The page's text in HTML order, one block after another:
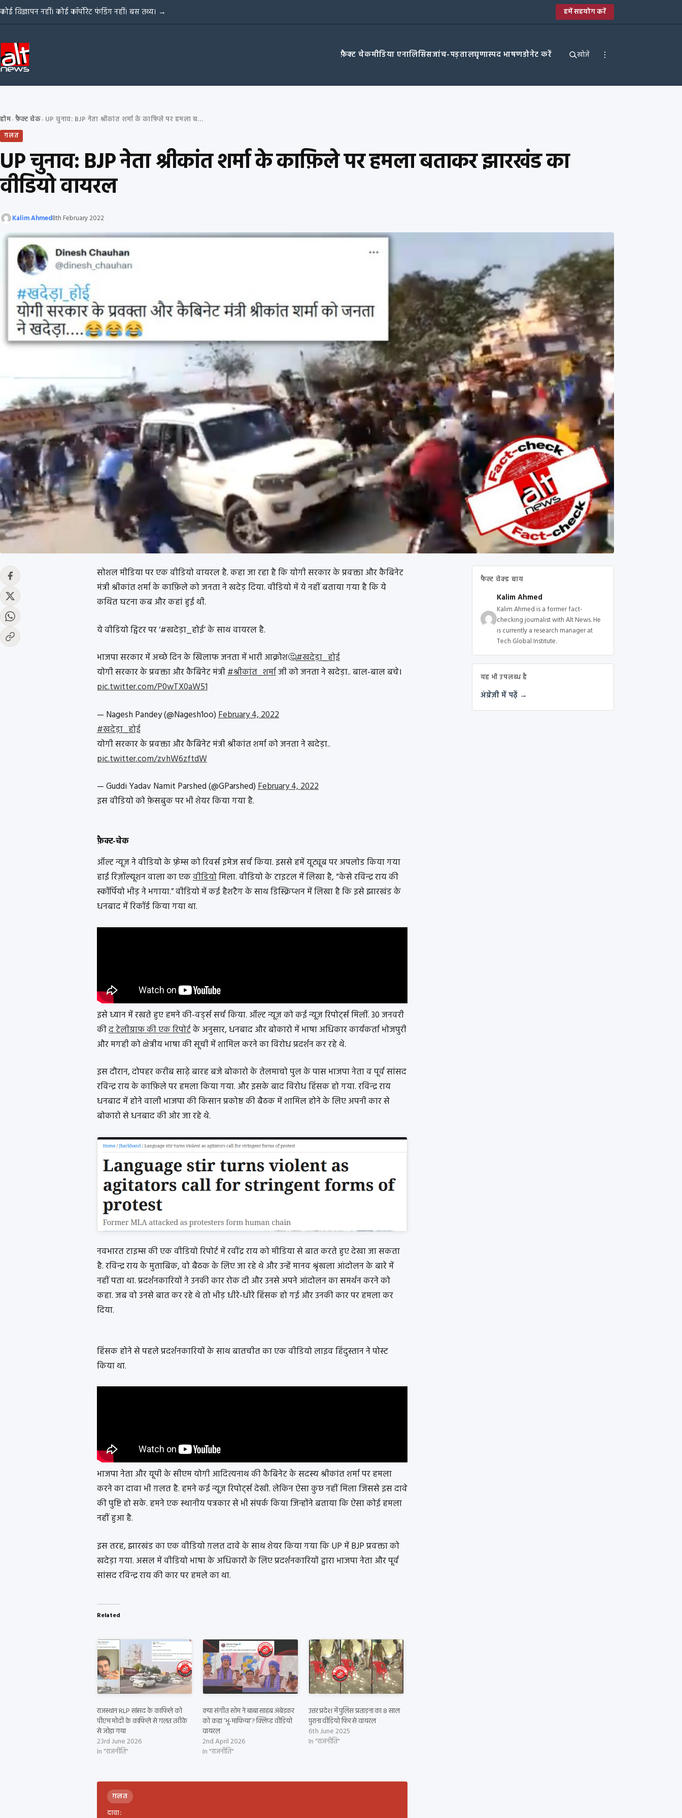
Skip to content
कोई विज्ञापन नहीं। कोई कॉर्पोरेट फंडिंग नहीं। बस तथ्य। → हमें सहयोग करें
फ़ैक्ट चेकमीडिया एनालिसिसजांच-पड़तालघृणास्पद भाषणडोनेट करें खोजें
होम› फ़ैक्ट चेक›
UP चुनाव: BJP नेता श्रीकांत शर्मा के काफ़िले पर हमला बताकर झारखंड का वीडियो वायरल
ग़लत
UP चुनाव: BJP नेता श्रीकांत शर्मा के काफ़िले पर हमला बताकर झारखंड का
वीडियो वायरल
Kalim Ahmed8th February 2022
सोशल मीडिया पर एक वीडियो वायरल है. कहा जा रहा है कि योगी सरकार के प्रवक्ता और कैबिनेट
मंत्री श्रीकांत शर्मा के काफ़िले को जनता ने खदेड़ दिया. वीडियो में ये नहीं बताया गया है कि ये
कथित घटना कब और कहां हुई थी.
ये वीडियो ट्विटर पर ‘#खदेड़ा_होई’ के साथ वायरल है.
भाजपा सरकार में अच्छे दिन के खिलाफ जनता में भारी आक्रोश🤔#खदेड़ा_होई
योगी सरकार के प्रवक्ता और कैबिनेट मंत्री#श्रीकांत_शर्माजी को जनता ने खदेड़ा.. बाल-बाल बचे।
pic.twitter.com/P0wTX0aW51
— Nagesh Pandey (@Nagesh1oo)February 4, 2022
#खदेड़ा_होई
योगी सरकार के प्रवक्ता और कैबिनेट मंत्री श्रीकांत शर्मा को जनता ने खदेड़ा..
pic.twitter.com/zvhW6zftdW
— Guddi Yadav Namit Parshed (@GParshed)February 4, 2022
इस वीडियो को फ़ेसबुक पर भी शेयर किया गया है.
फ़ैक्ट-चेक
ऑल्ट न्यूज़ ने वीडियो के फ़्रेम्स को रिवर्स इमेज सर्च किया. इससे हमें यूट्यूब पर अपलोड किया गया
हाई रिज़ॉल्यूशन वाला का एकवीडियोमिला. वीडियो के टाइटल में लिखा है, “केसे रविन्द्र राय की
स्कॉर्पियो भीड़ ने भगाया.” वीडियो में कई हैशटैग के साथ डिस्क्रिप्शन में लिखा है कि इसे झारखंड के
धनबाद में रिकॉर्ड किया गया था.
इसे ध्यान में रखते हुए हमने की-वर्ड्स सर्च किया. ऑल्ट न्यूज़ को कई न्यूज़ रिपोर्ट्स मिलीं. 30 जनवरी
कीद टेलीग्राफ़ की एक रिपोर्टके अनुसार, धनबाद और बोकारो में भाषा अधिकार कार्यकर्ता भोजपुरी
और मगही को क्षेत्रीय भाषा की सूची में शामिल करने का विरोध प्रदर्शन कर रहे थे.
इस दौरान, दोपहर करीब साढ़े बारह बजे बोकारो के तेलमाचो पुल के पास भाजपा नेता व पूर्व सांसद
रविन्द्र राय के काफ़िले पर हमला किया गया. और इसके बाद विरोध हिंसक हो गया. रविन्द्र राय
धनबाद में होने वाली भाजपा की किसान प्रकोष्ठ की बैठक में शामिल होने के लिए अपनी कार से
बोकारो से धनबाद की ओर जा रहे थे.
नवभारत टाइम्स की एक वीडियो रिपोर्ट में रवींद्र राय को मीडिया से बात करते हुए देखा जा सकता
है. रविन्द्र राय के मुताबिक, वो बैठक के लिए जा रहे थे और उन्हें मानव श्रृंखला आंदोलन के बारे में
नहीं पता था. प्रदर्शनकारियों ने उनकी कार रोक दी और उनसे अपने आंदोलन का समर्थन करने को
कहा. जब वो उनसे बात कर रहे थे तो भीड़ धीरे-धीरे हिंसक हो गई और उनकी कार पर हमला कर
दिया.
हिंसक होने से पहले प्रदर्शनकारियों के साथ बातचीत का एक वीडियो लाइव हिंदुस्तान ने पोस्ट
किया था.
भाजपा नेता और यूपी के सीएम योगी आदित्यनाथ की कैबिनेट के सदस्य श्रीकांत शर्मा पर हमला
करने का दावा भी ग़लत है. हमने कई न्यूज़ रिपोर्ट्स देखी. लेकिन ऐसा कुछ नहीं मिला जिससे इस दावे
की पुष्टि हो सके. हमने एक स्थानीय पत्रकार से भी संपर्क किया जिन्होंने बताया कि ऐसा कोई हमला
नहीं हुआ है.
इस तरह, झारखंड का एक वीडियो ग़लत दावे के साथ शेयर किया गया कि UP में BJP प्रवक्ता को
खदेड़ा गया. असल में वीडियो भाषा के अधिकारों के लिए प्रदर्शनकारियों द्वारा भाजपा नेता और पूर्व
सांसद रविन्द्र राय की कार पर हमले का था.
Related
राजस्थान RLP सांसद के काफिले को
पीएम मोदी के काफिले से ग़लत तरीके
से जोड़ा गया
23rd June 2026
In "राजनीति"
क्या संगीत सोम ने बाबा साहब अंबेडकर
को कहा ‘भू-माफिया’? क्लिप्ड वीडियो
वायरल
2nd April 2026
In "राजनीति"
उत्तर प्रदेश में पुलिस प्रताड़ना का 8 साल
पुराना वीडियो फिर से वायरल
6th June 2025
In "राजनीति"
ग़लत
दावा:
फैक्ट चेक्ड बाय
Kalim Ahmed
Kalim Ahmed is a former fact-
checking journalist with Alt News. He
is currently a research manager at
Tech Global Institute.
यह भी उपलब्ध है
अंग्रेज़ी में पढ़ें →